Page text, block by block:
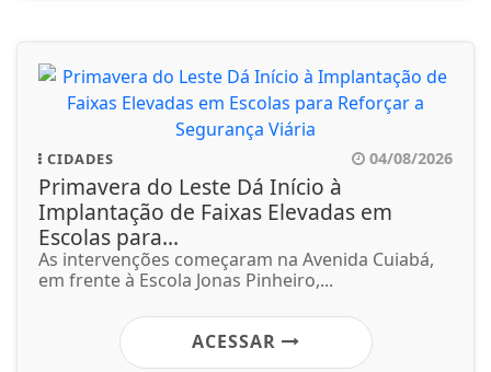
CIDADES 04/08/2026
Primavera do Leste Dá Início à
Implantação de Faixas Elevadas em
Escolas para...
As intervenções começaram na Avenida Cuiabá,
em frente à Escola Jonas Pinheiro,...
ACESSAR